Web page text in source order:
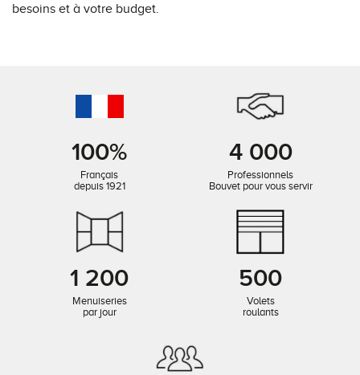
besoins et à votre budget.
100%
Français
depuis 1921
4 000
Professionnels
Bouvet pour vous servir
1 200
Menuiseries
par jour
500
Volets
roulants